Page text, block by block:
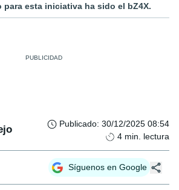
para esta iniciativa ha sido el bZ4X.
Publicado: 30/12/2025 08:54
4 min. lectura
Síguenos en Google